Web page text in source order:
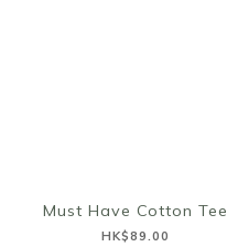
Must Have Cotton Tee
HK$89.00